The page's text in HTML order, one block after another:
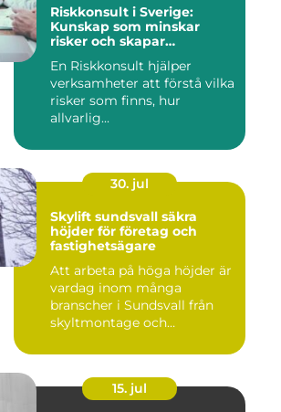
Riskkonsult i Sverige:
Kunskap som minskar
risker och skapar
En Riskkonsult hjälper
verksamheter att förstå vilka
risker som finns, hur
allvarlig...
30. jul
Skylift sundsvall säkra
höjder för företag och
fastighetsägare
Att arbeta på höga höjder är
vardag inom många
branscher i Sundsvall från
skyltmontage och
15. jul